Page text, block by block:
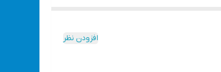
افزودن نظر